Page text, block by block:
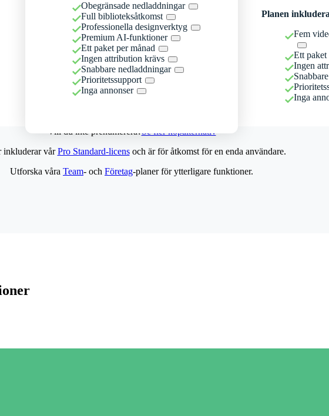
Obegränsade nedladdningar
Full biblioteksåtkomst
Professionella designverktyg
Premium AI-funktioner
Ett paket per månad
Ingen attribution krävs
Snabbare nedladdningar
Prioritetssupport
Inga annonser
Planen
Fem
Ett paket
Ingen
Inga
Vill du inte prenumerera?Se fler köpalternativ
inkluderar vårPro Standard-licensoch är för åtkomst för en enda användare.
Utforska våra Team- och Företag-planer för ytterligare funktioner.